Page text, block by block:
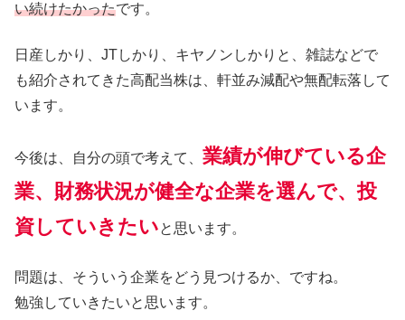
い続けたかったです。
日産しかり、JTしかり、キヤノンしかりと、雑誌などで
も紹介されてきた高配当株は、軒並み減配や無配転落して
います。
今後は、自分の頭で考えて、 業績が伸びている企
業、財務状況が健全な企業を選んで、投
資していきたいと思います。
問題は、そういう企業をどう見つけるか、ですね。
勉強していきたいと思います。